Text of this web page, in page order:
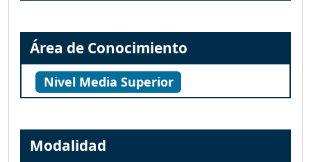
Área de Conocimiento
Nivel Media Superior
Modalidad